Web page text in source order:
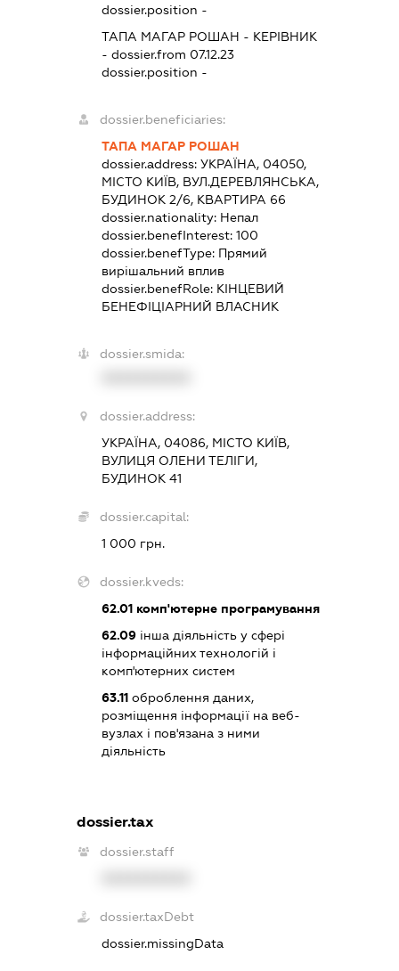
dossier.position -
ТАПА МАГАР РОШАН - КЕРІВНИК
- dossier.from 07.12.23
dossier.position -
dossier.beneficiaries:
ТАПА МАГАР РОШАН
dossier.address:УКРАЇНА, 04050,
МІСТО КИЇВ, ВУЛ.ДЕРЕВЛЯНСЬКА,
БУДИНОК 2/6, КВАРТИРА 66
dossier.nationality: Непал
dossier.benefInterest:100
dossier.benefType: Прямий
вирішальний вплив
dossier.benefRole: КІНЦЕВИЙ
БЕНЕФІЦІАРНИЙ ВЛАСНИК
dossier.smida:
dossier.address:
УКРАЇНА, 04086, МІСТО КИЇВ,
ВУЛИЦЯ ОЛЕНИ ТЕЛІГИ,
БУДИНОК 41
dossier.capital:
1 000 грн.
dossier.kveds:
62.01 комп'ютерне програмування
62.09 інша діяльність у сфері
інформаційних технологій і
комп'ютерних систем
63.11 оброблення даних,
розміщення інформації на веб-
вузлах і пов'язана з ними
діяльність
dossier.tax
dossier.staff
dossier.taxDebt
dossier.missingData